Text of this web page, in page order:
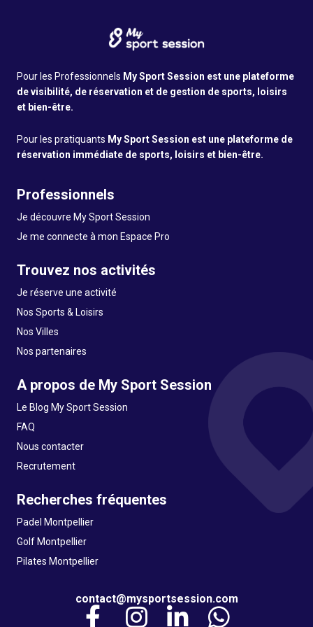
Pour les Professionnels My Sport Session est une plateforme
de visibilité, de réservation et de gestion de sports, loisirs
et bien-être.
Pour les pratiquants My Sport Session est une plateforme de
réservation immédiate de sports, loisirs et bien-être.
Professionnels
Je découvre My Sport Session
Je me connecte à mon Espace Pro
Trouvez nos activités
Je réserve une activité
Nos Sports & Loisirs
Nos Villes
Nos partenaires
A propos de My Sport Session
Le Blog My Sport Session
FAQ
Nous contacter
Recrutement
Recherches fréquentes
Padel Montpellier
Golf Montpellier
Pilates Montpellier
contact@mysportsession.com